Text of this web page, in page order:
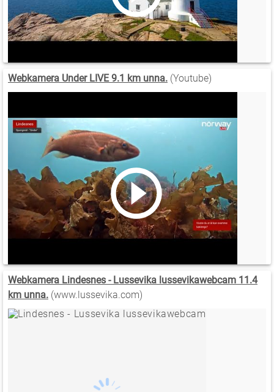
Webkamera Under LIVE 9.1 km unna. (Youtube)
Webkamera Lindesnes - Lussevika lussevikawebcam 11.4
km unna. (www.lussevika.com)